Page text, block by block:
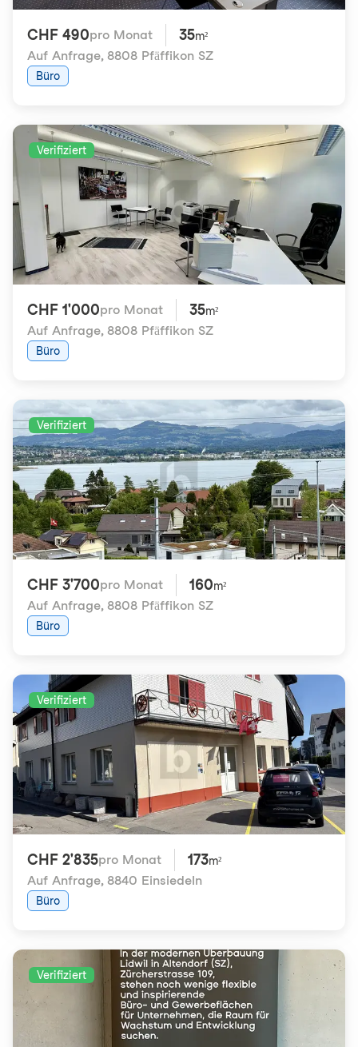
CHF 490pro Monat 35m²
Auf Anfrage, 8808 Pfäffikon SZ
Büro
Verifiziert
CHF 1'000pro Monat 35m²
Auf Anfrage, 8808 Pfäffikon SZ
Büro
Verifiziert
CHF 3'700pro Monat 160m²
Auf Anfrage, 8808 Pfäffikon SZ
Büro
Verifiziert
CHF 2'835pro Monat 173m²
Auf Anfrage, 8840 Einsiedeln
Büro
Verifiziert